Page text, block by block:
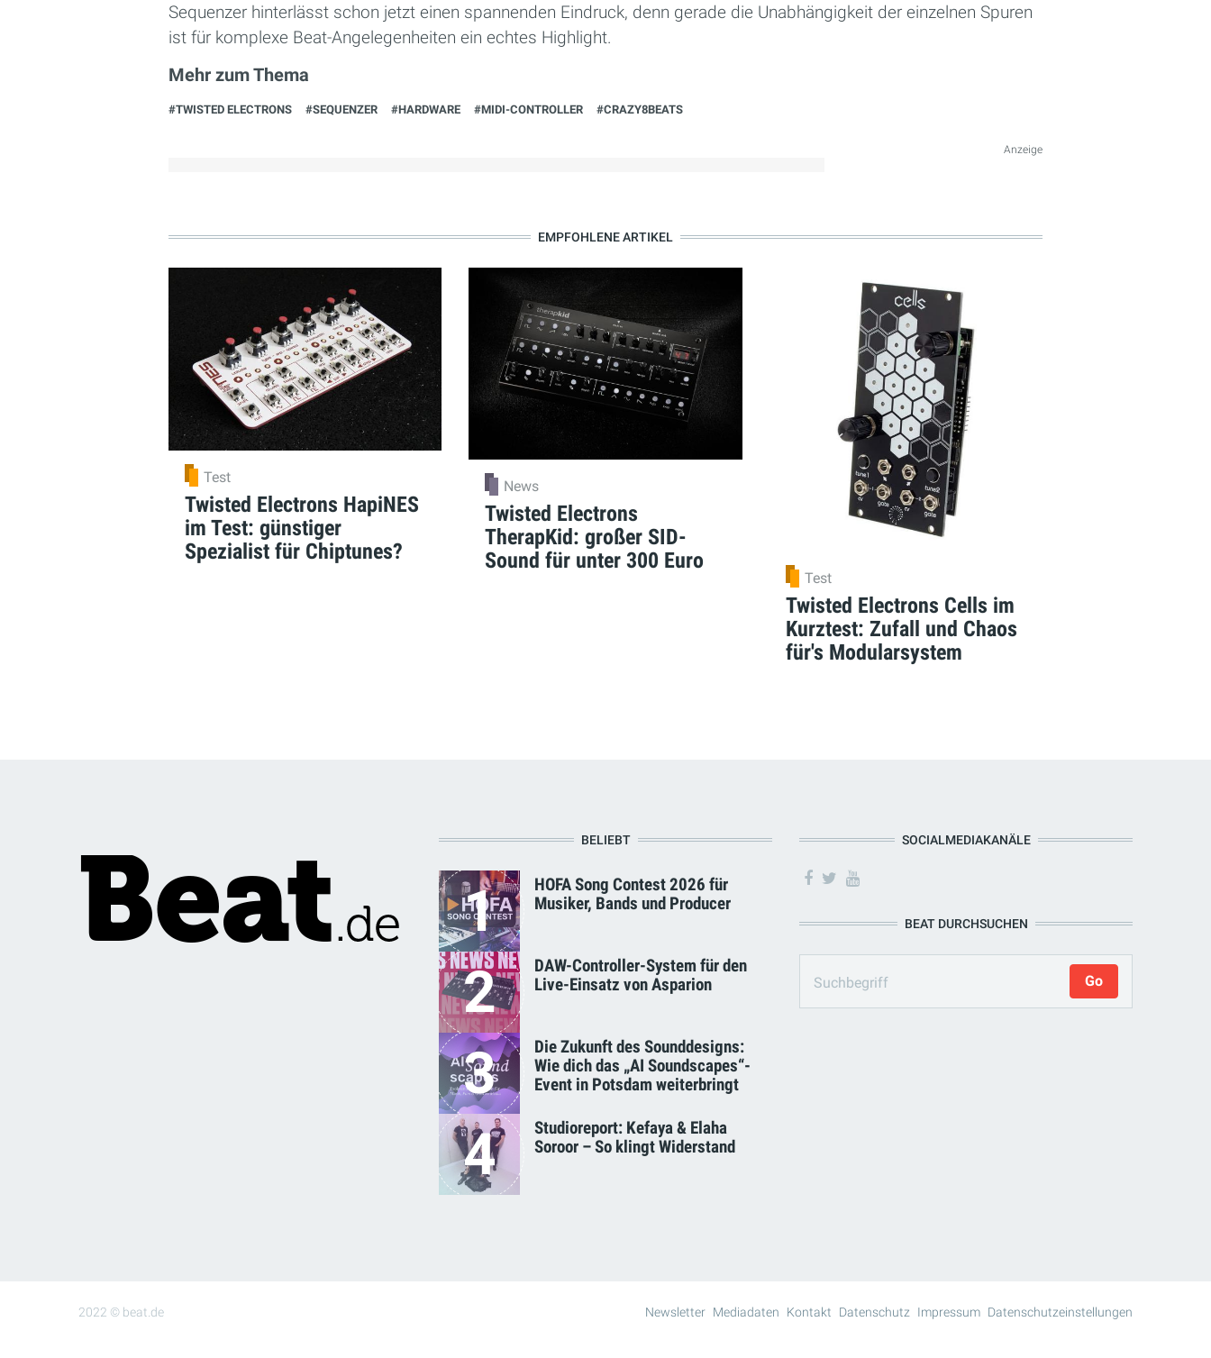
Sequenzer hinterlässt schon jetzt einen spannenden Eindruck, denn gerade die Unabhängigkeit der einzelnen Spuren
ist für komplexe Beat-Angelegenheiten ein echtes Highlight.
Mehr zum Thema
#TWISTED ELECTRONS #SEQUENZER #HARDWARE #MIDI-CONTROLLER #CRAZY8BEATS
Anzeige
EMPFOHLENE ARTIKEL
Test
Twisted Electrons HapiNES
im Test: günstiger
Spezialist für Chiptunes?
News
Twisted Electrons
TherapKid: großer SID-
Sound für unter 300 Euro
Test
Twisted Electrons Cells im
Kurztest: Zufall und Chaos
für's Modularsystem
BELIEBT
1
HOFA Song Contest 2026 für
Musiker, Bands und Producer
2
DAW-Controller-System für den
Live-Einsatz von Asparion
3
Die Zukunft des Sounddesigns:
Wie dich das „AI Soundscapes“-
Event in Potsdam weiterbringt
4
Studioreport: Kefaya & Elaha
Soroor – So klingt Widerstand
SOCIALMEDIAKANÄLE
BEAT DURCHSUCHEN
2022 © beat.de Newsletter Mediadaten Kontakt Datenschutz Impressum Datenschutzeinstellungen